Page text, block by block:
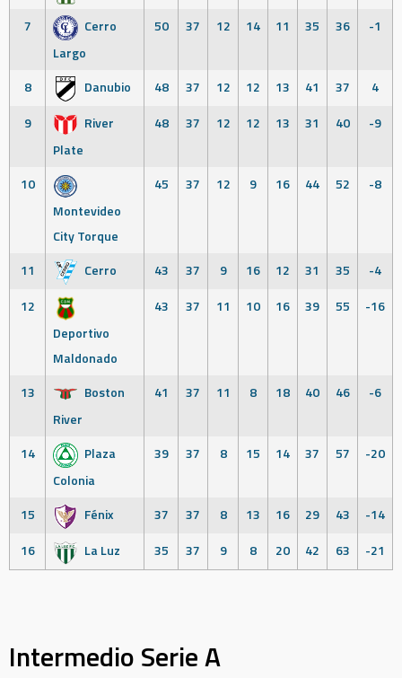
7
Cerro
Largo
50 37 12 14 11 35 36 -1
8 Danubio 48 37 12 12 13 41 37
4
9
River
Plate
48 37 12 12 13 31 40 -9
10
Montevideo
City Torque
45 37 12 9 16 44 52 -8
11 Cerro 43 37 9 16 12 31 35
-4
12
Deportivo
Maldonado
43 37 11 10 16 39 55 -16
13
Boston
River
41 37 11 8 18 40 46 -6
14
Plaza
Colonia
39 37 8 15 14 37 57 -20
15 Fénix 37 37 8 13 16 29 43
-14
16
La Luz 35 37 9 8 20 42 63 -21
Intermedio Serie A